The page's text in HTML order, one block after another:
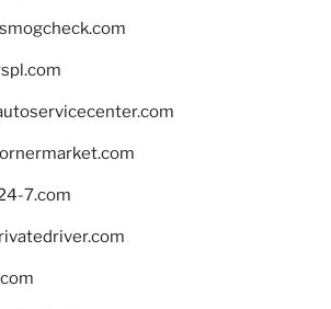
7.com